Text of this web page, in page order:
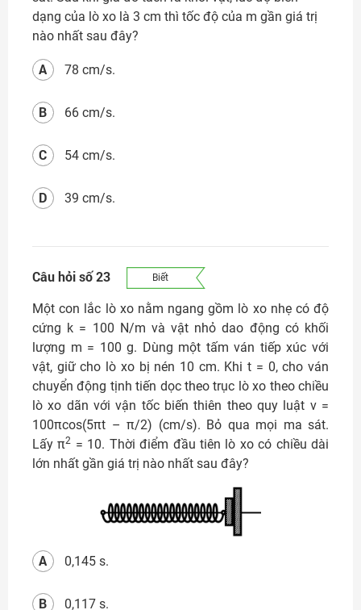
dạng của lò xo là 3 cm thì tốc độ của m gần giá trị
nào nhất sau đây?
78 cm/s.
A
66 cm/s.
B
54 cm/s.
C
39 cm/s.
D
Câu hỏi số 23 Biết
Một con lắc lò xo nằm ngang gồm lò xo nhẹ có độ
cứng k = 100 N/m và vật nhỏ dao động có khối
lượng m = 100 g. Dùng một tấm ván tiếp xúc với
vật, giữ cho lò xo bị nén 10 cm. Khi t = 0, cho ván
chuyển động tịnh tiến dọc theo trục lò xo theo chiều
lò xo dãn với vận tốc biến thiên theo quy luật v =
100πcos(5πt – π/2) (cm/s). Bỏ qua mọi ma sát.
Lấy π2 = 10. Thời điểm đầu tiên lò xo có chiều dài
lớn nhất gần giá trị nào nhất sau đây?
0,145 s.
A
0,117 s.
B